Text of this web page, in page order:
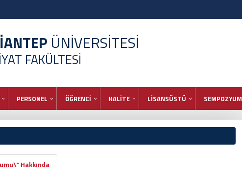
ÜNİVERSİTESİ
FAKÜLTESİ
PERSONEL ÖĞRENCİ KALİTE LİSANSÜSTÜ SEMPOZYUM
Hakkında